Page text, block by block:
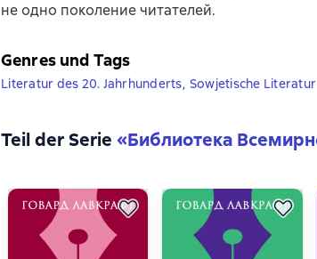
не одно поколение читателей.
Genres und Tags
Literatur des 20. Jahrhunderts, Sowjetische Literatur
Teil der Serie «Библиотека